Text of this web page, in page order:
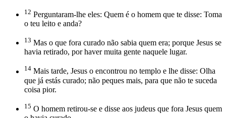
12 Perguntaram-lhe eles: Quem é o homem que te disse: Toma
o teu leito e anda?
13 Mas o que fora curado não sabia quem era; porque Jesus se
havia retirado, por haver muita gente naquele lugar.
14 Mais tarde, Jesus o encontrou no templo e lhe disse: Olha
que já estás curado; não peques mais, para que não te suceda
coisa pior.
15 O homem retirou-se e disse aos judeus que fora Jesus quem